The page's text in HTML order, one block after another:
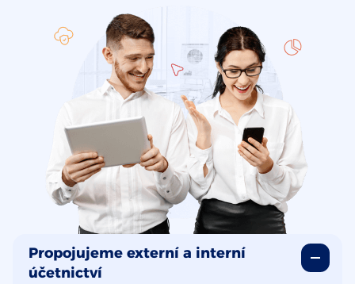
Propojujeme externí a interní
účetnictví